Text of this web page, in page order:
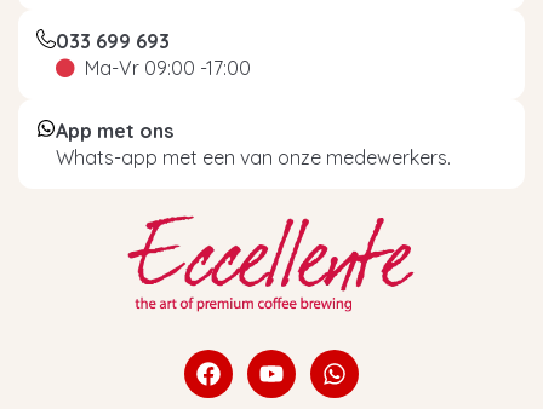
033 699 693
Ma-Vr 09:00 -17:00
App met ons
Whats-app met een van onze medewerkers.